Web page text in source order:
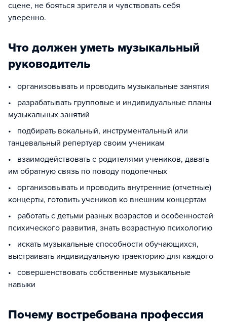
сцене, не бояться зрителя и чувствовать себя
уверенно.
Что должен уметь музыкальный
руководитель
• организовывать и проводить музыкальные занятия
• разрабатывать групповые и индивидуальные планы
музыкальных занятий
• подбирать вокальный, инструментальный или
танцевальный репертуар своим ученикам
• взаимодействовать с родителями учеников, давать
им обратную связь по поводу подопечных
• организовывать и проводить внутренние (отчетные)
концерты, готовить учеников ко внешним концертам
• работать с детьми разных возрастов и особенностей
психического развития, знать возрастную психологию
• искать музыкальные способности обучающихся,
выстраивать индивидуальную траекторию для каждого
• совершенствовать собственные музыкальные
навыки
Почему востребована профессия